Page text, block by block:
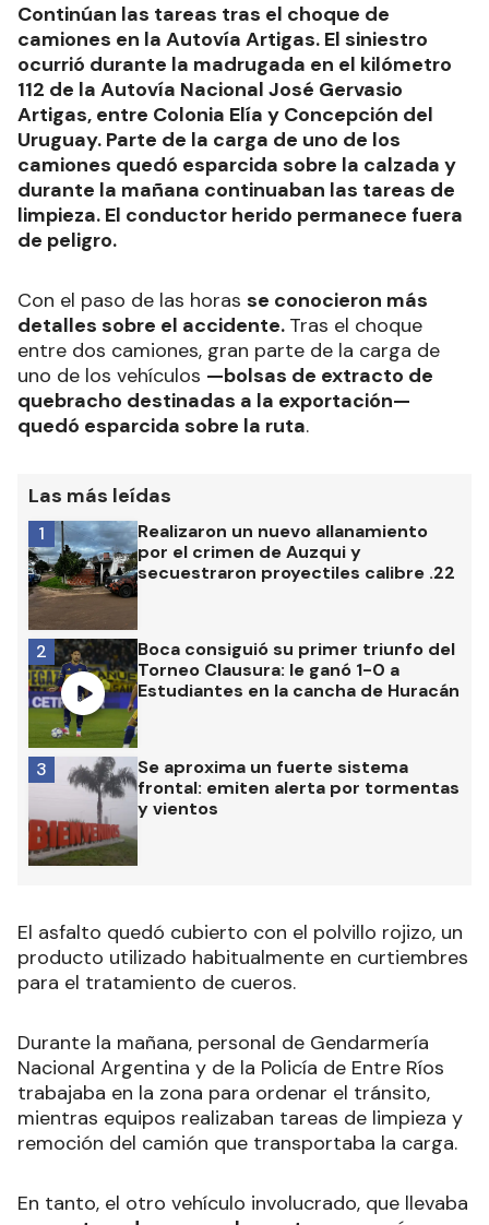
Continúan las tareas tras el choque de
camiones en la Autovía Artigas. El siniestro
ocurrió durante la madrugada en el kilómetro
112 de la Autovía Nacional José Gervasio
Artigas, entre Colonia Elía y Concepción del
Uruguay. Parte de la carga de uno de los
camiones quedó esparcida sobre la calzada y
durante la mañana continuaban las tareas de
limpieza. El conductor herido permanece fuera
de peligro.
Con el paso de las horas se conocieron más
detalles sobre el accidente. Tras el choque
entre dos camiones, gran parte de la carga de
uno de los vehículos —bolsas de extracto de
quebracho destinadas a la exportación—
quedó esparcida sobre la ruta.
Las más leídas
Realizaron un nuevo allanamiento
por el crimen de Auzqui y
secuestraron proyectiles calibre .22
1
Boca consiguió su primer triunfo del
Torneo Clausura: le ganó 1-0 a
Estudiantes en la cancha de Huracán
2
Se aproxima un fuerte sistema
frontal: emiten alerta por tormentas
y vientos
3
El asfalto quedó cubierto con el polvillo rojizo, un
producto utilizado habitualmente en curtiembres
para el tratamiento de cueros.
Durante la mañana, personal de Gendarmería
Nacional Argentina y de la Policía de Entre Ríos
trabajaba en la zona para ordenar el tránsito,
mientras equipos realizaban tareas de limpieza y
remoción del camión que transportaba la carga.
En tanto, el otro vehículo involucrado, que llevaba